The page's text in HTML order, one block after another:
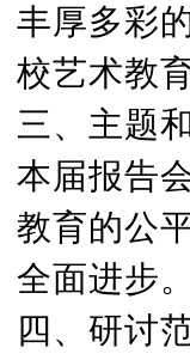
丰厚多彩
校艺术教
三、主题
本届报告
教育的公
全面进步。
四、研讨